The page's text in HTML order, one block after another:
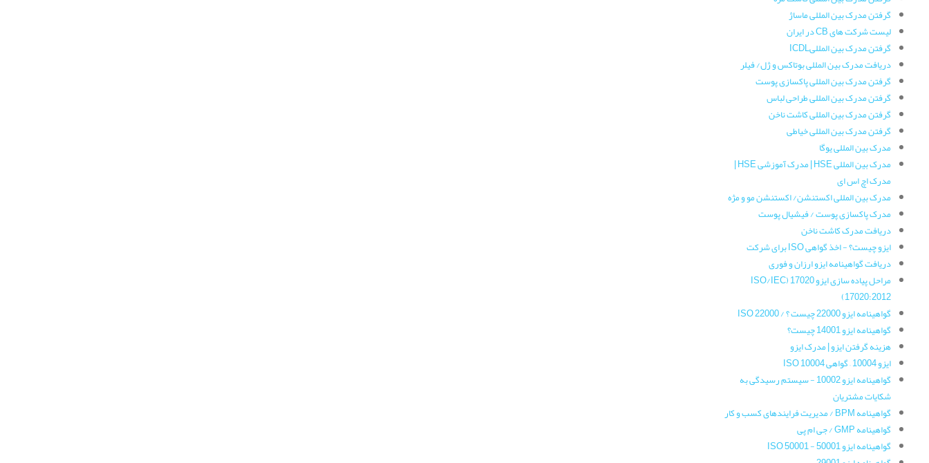
گرفتن مدرک بین المللی ماساژ
لیست شرکت های CB در ایران
گرفتن مدرک بین المللیICDL
دریافت مدرک بین المللی بوتاکس و ژل/ فیلر
گرفتن مدرک بین المللی پاکسازی پوست
گرفتن مدرک بین المللی طراحی لباس
گرفتن مدرک بین المللی کاشت ناخن
گرفتن مدرک بین المللی خیاطی
مدرک بین المللی یوگا
مدرک بین المللی HSE | مدرک آموزشی HSE |
مدرک اچ اس ای
مدرک بین المللی اکستنشن/ اکستنشن مو و مژه
مدرک پاکسازی پوست / فیشیال پوست
دریافت مدرک کاشت ناخن
ایزو چیست؟ - اخذ گواهی ISO برای شرکت
دریافت گواهینامه ایزو ارزان و فوری
مراحل پیاده سازی ایزو 17020 (ISO/IEC
17020:2012)
گواهینامه ایزو 22000 چیست ؟ / ISO 22000
گواهینامه ایزو 14001 چیست؟
هزینه گرفتن ایزو | مدرک ایزو
ایزو 10004 – گواهی ISO 10004
گواهینامه‌ ایزو 10002 - سیستم رسیدگی به
شکایات مشتریان
گواهینامه‌ BPM / مدیریت فرایندهای کسب و کار
گواهینامه‌ GMP / جی ام پی
گواهینامه ایزو 50001 - ISO 50001